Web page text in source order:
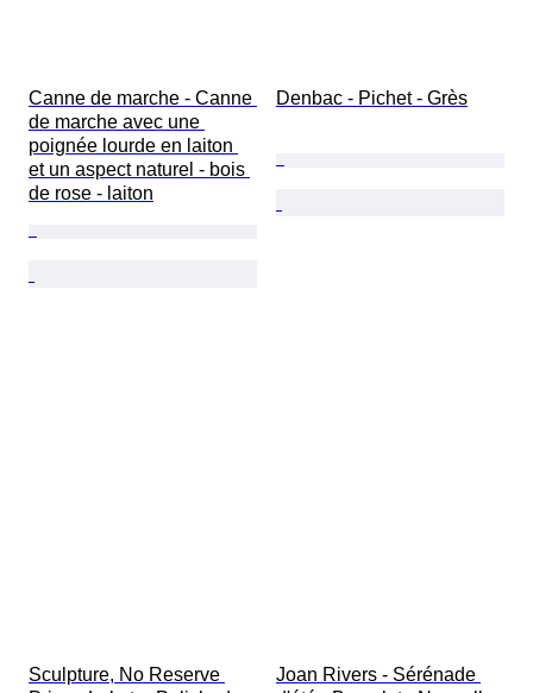
Canne de marche - Canne
de marche avec une
poignée lourde en laiton
et un aspect naturel - bois
de rose - laiton
Denbac - Pichet - Grès
Sculpture, No Reserve
Joan Rivers - Sérénade